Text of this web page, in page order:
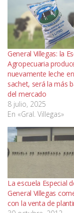
General Villegas: la
Agropecuaria
nuevamente leche en
sachet, será la más
del mercado
8 julio, 2025
En «Gral. Villegas»
La escuela Especial
General Villegas
con la venta de